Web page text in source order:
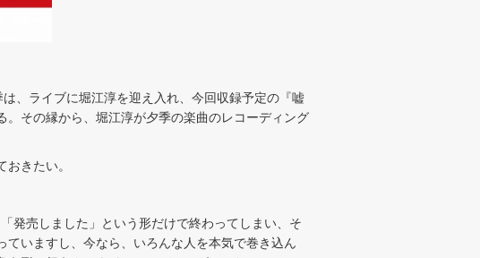
、ライブに堀江淳を迎え入れ、今回収録予定の『嘘
その縁から、堀江淳が夕季の楽曲のレコーディング
きたい。
発売しました」という形だけで終わってしまい、そ
いますし、今なら、いろんな人を本気で巻き込ん